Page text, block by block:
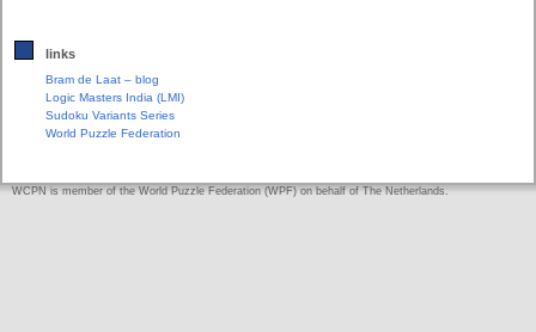
links
Bram de Laat – blog
Logic Masters India (LMI)
Sudoku Variants Series
World Puzzle Federation
WCPN is member of the World Puzzle Federation (WPF) on behalf of The Netherlands.